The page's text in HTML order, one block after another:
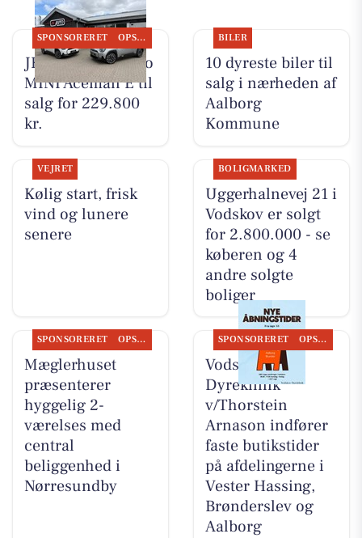
SPONSORERET OPSLAGSTAVLEN
JK Auto ApS har to
MINI Aceman E til
salg for 229.800
kr.
BILER
10 dyreste biler til
salg i nærheden af
Aalborg
Kommune
VEJRET
Kølig start, frisk
vind og lunere
senere
BOLIGMARKED
Uggerhalnevej 21 i
Vodskov er solgt
for 2.800.000 - se
køberen og 4
andre solgte
boliger
SPONSORERET OPSLAGSTAVLEN
Mæglerhuset
præsenterer
hyggelig 2-
værelses med
central
beliggenhed i
Nørresundby
SPONSORERET OPSLAGSTAVLEN
Vodskov
Dyreklinik
v/Thorstein
Arnason indfører
faste butikstider
på afdelingerne i
Vester Hassing,
Brønderslev og
Aalborg